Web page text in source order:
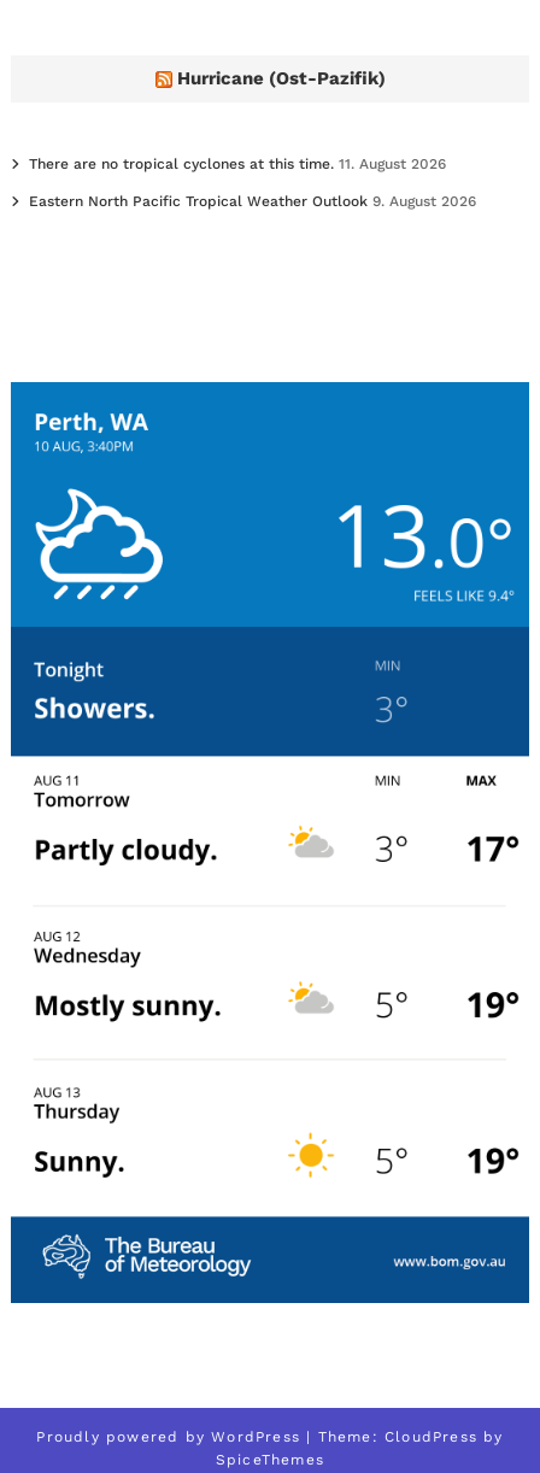
Hurricane (Ost-Pazifik)
There are no tropical cyclones at this time. 11. August 2026
Eastern North Pacific Tropical Weather Outlook 9. August 2026
Proudly powered byWordPress | Theme: CloudPress by
SpiceThemes